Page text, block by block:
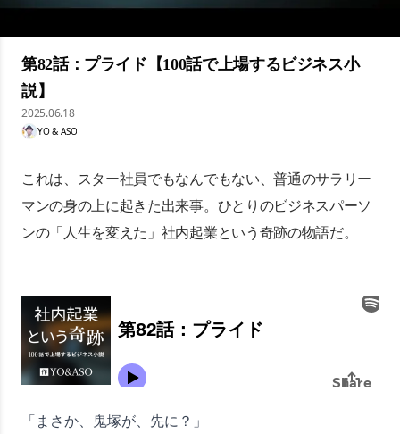
第82話：プライド【100話で上場するビジネス小
説】
2025.06.18
YO & ASO
これは、スター社員でもなんでもない、普通のサラリー
マンの身の上に起きた出来事。ひとりのビジネスパーソ
ンの「人生を変えた」社内起業という奇跡の物語だ。
「まさか、鬼塚が、先に？」